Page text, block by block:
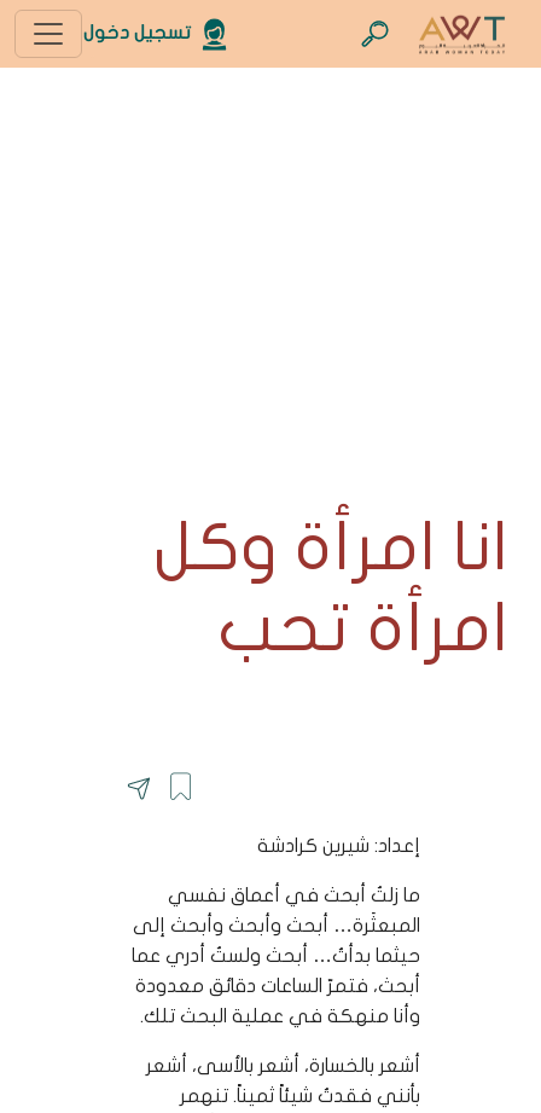
تسجيل دخول
انا امرأة وكل
امرأة تحب
إعداد: شيرين كرادشة
ما زلتُ أبحث في أعماق نفسي
المبعثَرة… أبحث وأبحث وأبحث إلى
حيثما بدأتُ… أبحث ولستُ أدري عما
أبحث، فتمرّ الساعات دقائق معدودة
وأنا منهكة في عملية البحث تلك.
أشعر بالخسارة، أشعر بالأسى، أشعر
بأنني فقدتُ شيئاً ثميناً. تنهمر